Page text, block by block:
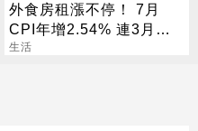
外食房租漲不停！ 7月
CPI年增2.54% 連3月突
破通膨警戒
生活